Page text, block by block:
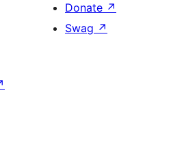
Donate ↗
Swag ↗